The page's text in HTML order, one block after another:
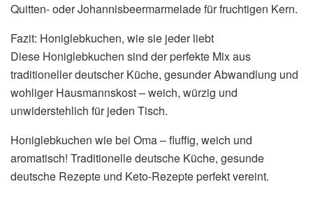
Quitten- oder Johannisbeermarmelade für fruchtigen Kern.
Fazit: Honiglebkuchen, wie sie jeder liebt
Diese Honiglebkuchen sind der perfekte Mix aus
traditioneller deutscher Küche, gesunder Abwandlung und
wohliger Hausmannskost – weich, würzig und
unwiderstehlich für jeden Tisch.
Honiglebkuchen wie bei Oma – fluffig, weich und
aromatisch! Traditionelle deutsche Küche, gesunde
deutsche Rezepte und Keto-Rezepte perfekt vereint.